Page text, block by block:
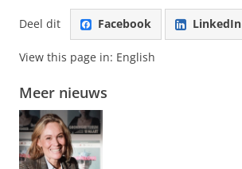
Deel dit Facebook LinkedIn
View this page in: English
Meer nieuws